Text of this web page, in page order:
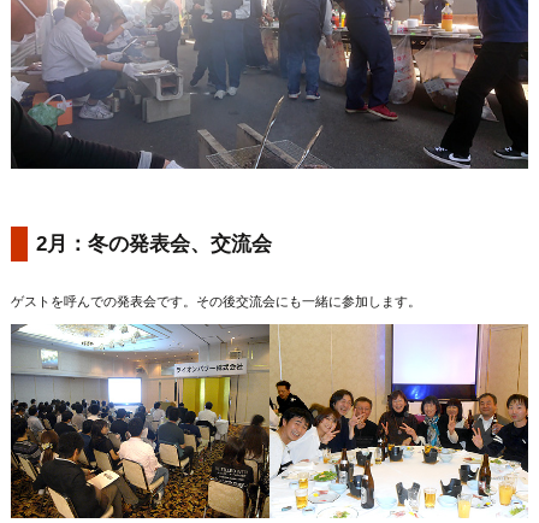
2月：冬の発表会、交流会
ゲストを呼んでの発表会です。その後交流会にも一緒に参加します。